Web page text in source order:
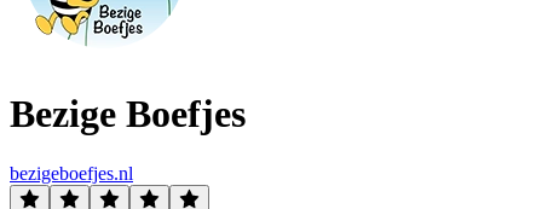
Bezige Boefjes
bezigeboefjes.nl